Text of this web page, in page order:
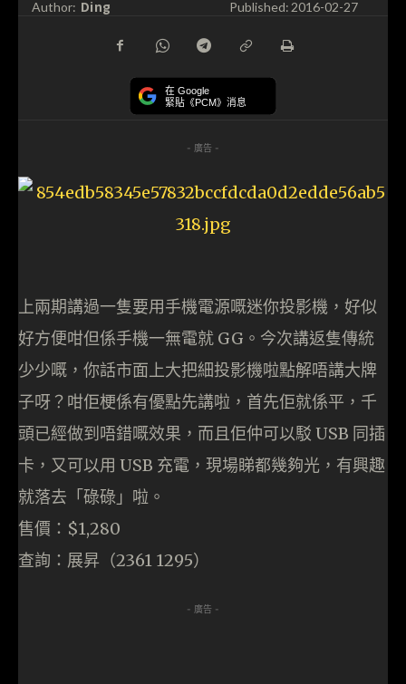
Author: Ding Published:2016-02-27
在 Google
緊貼《PCM》消息
- 廣告 -
上兩期講過一隻要用手機電源嘅迷你投影機，好似
好方便咁但係手機一無電就 GG。今次講返隻傳統
少少嘅，你話市面上大把細投影機啦點解唔講大牌
子呀？咁佢梗係有優點先講啦，首先佢就係平，千
頭已經做到唔錯嘅效果，而且佢仲可以駁 USB 同插
卡，又可以用 USB 充電，現場睇都幾夠光，有興趣
就落去「碌碌」啦。
售價：$1,280
查詢：展昇（2361 1295）
- 廣告 -